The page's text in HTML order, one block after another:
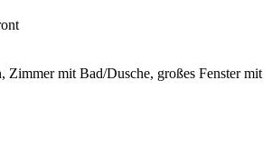
Zimmer mit Bad/Dusche, großes Fenster mit